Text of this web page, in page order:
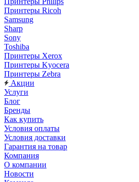
Принтеры Ricoh
Samsung
Sharp
Sony
Toshiba
Принтеры Xerox
Принтеры Kyocera
Принтеры Zebra
Акции
Услуги
Блог
Бренды
Как купить
Условия оплаты
Условия доставки
Гарантия на товар
Компания
О компании
Новости